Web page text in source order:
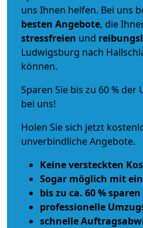
uns Ihnen helfen. Bei uns
besten Angebote, die
stressfreien und
Ludwigsburg nach
können.
Sparen Sie bis zu 60 %
bei uns!
Holen Sie sich jetzt
unverbindliche Angebote.
Keine versteckten
Sogar möglich mit
bis zu ca. 60 % sparen
professionelle
schnelle